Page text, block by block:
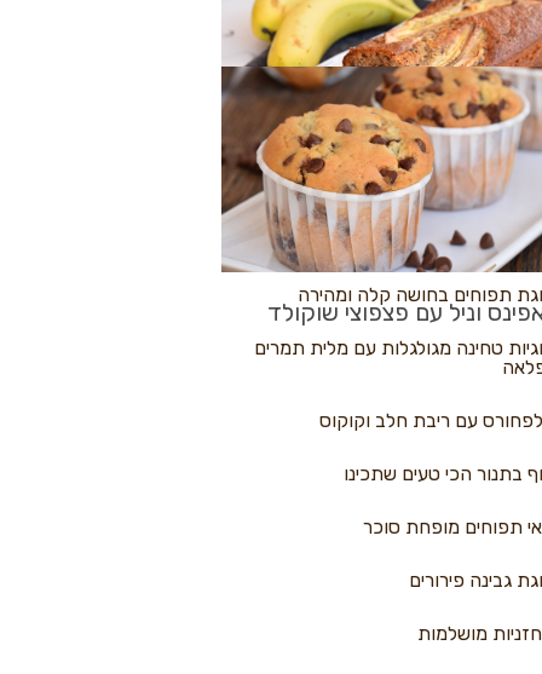
פיצה
בננות
וניל עם פצפוצי שוקולד
נקראים
תפוחים בחושה קלה ומהירה
טחינה מגולגלות עם מלית תמרים
עם ריבת חלב וקוקוס
בתנור הכי טעים שתכינו
תפוחים מופחת סוכר
גבינה פירורים
מושלמות